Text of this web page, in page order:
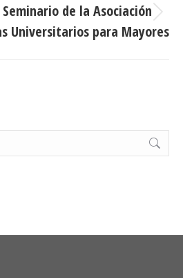
Publicación
siguiente:
Seminario de la Asociación
Universitarios para Mayores